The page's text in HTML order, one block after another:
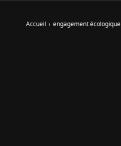
Accueil › engagement écologique